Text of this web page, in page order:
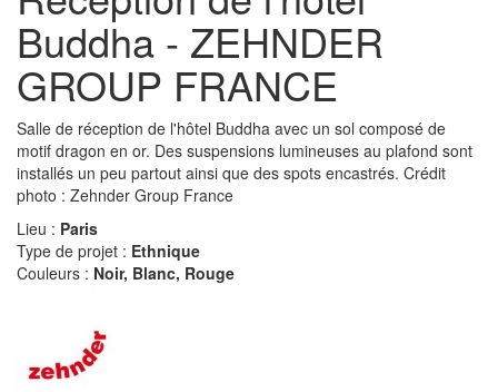
Buddha - ZEHNDER
GROUP FRANCE
Salle de réception de l'hôtel Buddha avec un sol composé de
motif dragon en or. Des suspensions lumineuses au plafond sont
installés un peu partout ainsi que des spots encastrés. Crédit
photo : Zehnder Group France
Lieu : Paris
Type de projet : Ethnique
Couleurs : Noir, Blanc, Rouge